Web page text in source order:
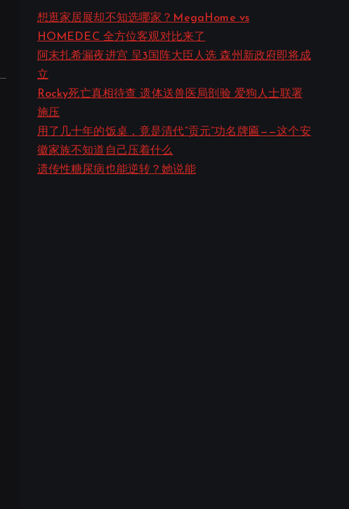
想逛家居展却不知选哪家？MegaHome vs
HOMEDEC 全方位客观对比来了
阿末扎希漏夜进宫 呈3国阵大臣人选 森州新政府即将成
立
Rocky死亡真相待查 遗体送兽医局剖验 爱狗人士联署
施压
用了几十年的饭桌，竟是清代”贡元”功名牌匾——这个安
徽家族不知道自己压着什么
遗传性糖尿病也能逆转？她说能